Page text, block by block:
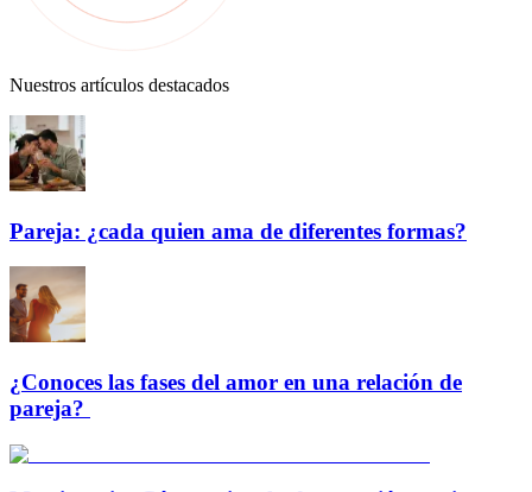
Nuestros artículos destacados
Pareja: ¿cada quien ama de diferentes formas?
¿Conoces las fases del amor en una relación de
pareja?